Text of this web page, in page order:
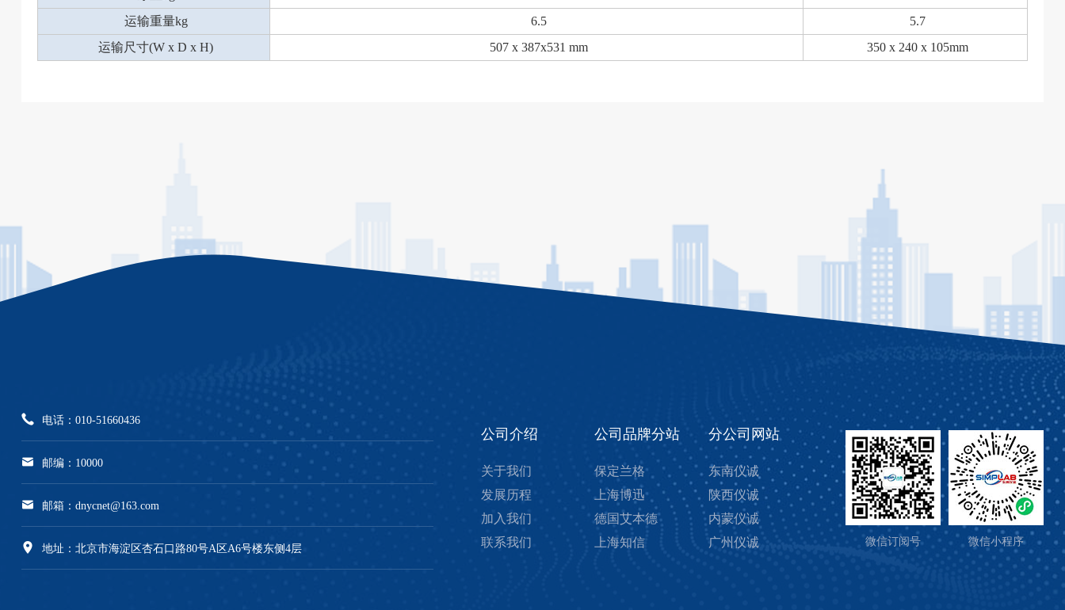
运输重量kg
6.5
5.7
运输尺寸(W x D x H)
507 x 387x531 mm 350 x 240 x 105mm
电话：010-51660436
邮编：10000
邮箱：dnycnet@163.com
地址：北京市海淀区杏石口路80号A区A6号楼东侧4层
公司介绍
关于我们
发展历程
加入我们
联系我们
公司品牌分站
保定兰格
上海博迅
德国艾本德
上海知信
分公司网站
东南仪诚
陕西仪诚
内蒙仪诚
广州仪诚
微信订阅号 微信小程序